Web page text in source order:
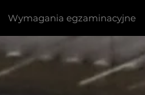
Wymagania egzaminacyjne